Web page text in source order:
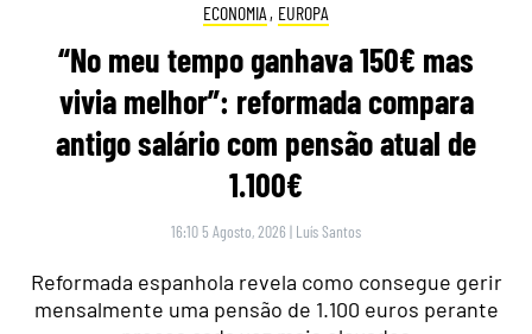
ECONOMIA , EUROPA
“No meu tempo ganhava 150€ mas
vivia melhor”: reformada compara
antigo salário com pensão atual de
1.100€
16:10 5 Agosto, 2026 | Luís Santos
Reformada espanhola revela como consegue gerir
mensalmente uma pensão de 1.100 euros perante